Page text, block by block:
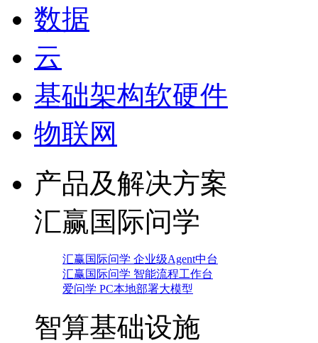
数据
云
基础架构软硬件
物联网
产品及解决方案
汇赢国际问学
汇赢国际问学 企业级Agent中台
汇赢国际问学 智能流程工作台
爱问学 PC本地部署大模型
智算基础设施